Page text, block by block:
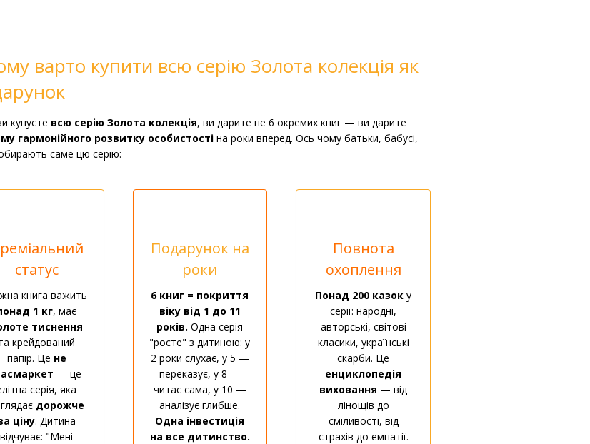
варто купити всю серію Золота колекція як
купуєте всю серію Золота колекція, ви дарите не 6 окремих книг — ви дарите
гармонійного розвитку особистості на роки вперед. Ось чому батьки, бабусі,
обирають саме цю серію:
статус
книга важить
1 кг, має
тиснення
крейдований
папір. Це не
— це
серія, яка
дорожче
ціну. Дитина
відчуває: "Мені
Подарунок на
роки
6 книг = покриття
віку від 1 до 11
років. Одна серія
"росте" з дитиною: у
2 роки слухає, у 5 —
переказує, у 8 —
читає сама, у 10 —
аналізує глибше.
Одна інвестиція
на все дитинство.
Повнота
охоплення
Понад 200 казок у
серії: народні,
авторські, світові
класики, українські
скарби. Це
енциклопедія
виховання — від
лінощів до
сміливості, від
страхів до емпатії.